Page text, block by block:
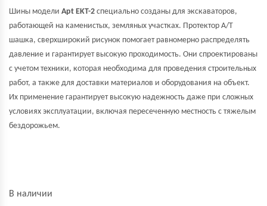
Шины модели Apt EKT-2 специально созданы для экскаваторов,
работающей на каменистых, земляных участках. Протектор A/T
шашка, сверхширокий рисунок помогает равномерно распределять
давление и гарантирует высокую проходимость. Они спроектированы
с учетом техники, которая необходима для проведения строительных
работ, а также для доставки материалов и оборудования на объект.
Их применение гарантирует высокую надежность даже при сложных
условиях эксплуатации, включая пересеченную местность с тяжелым
бездорожьем.
В наличии